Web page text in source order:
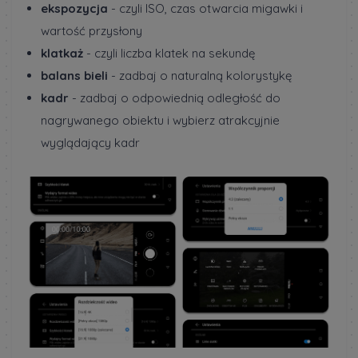
ekspozycja - czyli ISO, czas otwarcia migawki i
wartość przysłony
klatkaż - czyli liczba klatek na sekundę
balans bieli - zadbaj o naturalną kolorystykę
kadr - zadbaj o odpowiednią odległość do
nagrywanego obiektu i wybierz atrakcyjnie
wyglądający kadr